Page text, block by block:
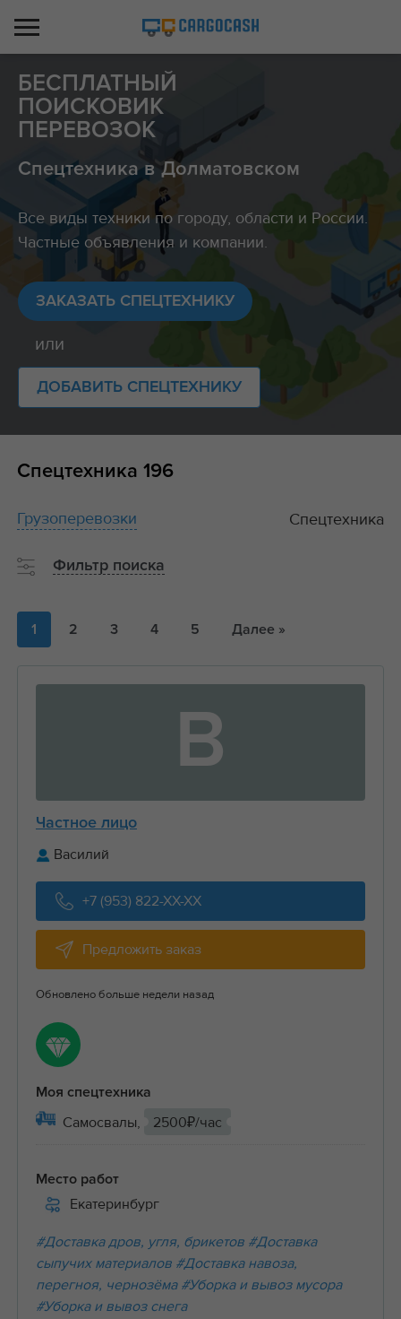
БЕСПЛАТНЫЙ
ПОИСКОВИК
ПЕРЕВОЗОК
Спецтехника в Долматовском
Все виды техники по городу, области и России.
Частные объявления и компании.
ЗАКАЗАТЬ СПЕЦТЕХНИКУ
или
ДОБАВИТЬ СПЕЦТЕХНИКУ
Спецтехника 196
1 2 3 4 5 Далее »
В
Частное лицо
Василий
+7 (953) 822-XX-XX
Предложить заказ
Обновлено больше недели назад
Моя спецтехника
Самосвалы, 2500₽/час
Место работ
Екатеринбург
#Доставка дров, угля, брикетов #Доставка
сыпучих материалов #Доставка навоза,
перегноя, чернозёма #Уборка и вывоз мусора
#Уборка и вывоз снега
Грузоперевозки Спецтехника
Фильтр поиска